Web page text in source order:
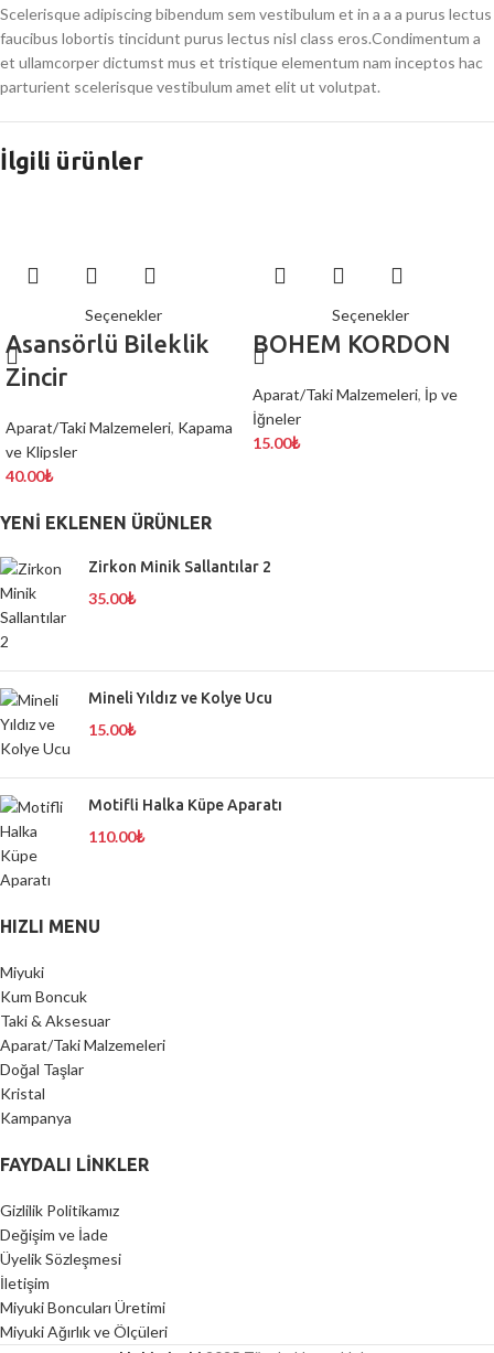
Scelerisque adipiscing bibendum sem vestibulum et in a a a purus lectus
faucibus lobortis tincidunt purus lectus nisl class eros.Condimentum a
et ullamcorper dictumst mus et tristique elementum nam inceptos hac
parturient scelerisque vestibulum amet elit ut volutpat.
İlgili ürünler
Seçenekler
Asansörlü Bileklik
Zincir
Aparat/Taki Malzemeleri, Kapama
ve Klipsler
40.00₺
Seçenekler
BOHEM KORDON
Aparat/Taki Malzemeleri, İp ve
İğneler
15.00₺
YENI EKLENEN ÜRÜNLER
Zirkon Minik Sallantılar 2
35.00₺
Mineli Yıldız ve Kolye Ucu
15.00₺
Motifli Halka Küpe Aparatı
110.00₺
HIZLI MENU
Miyuki
Kum Boncuk
Taki & Aksesuar
Aparat/Taki Malzemeleri
Doğal Taşlar
Kristal
Kampanya
FAYDALI LİNKLER
Gizlilik Politikamız
Değişim ve İade
Üyelik Sözleşmesi
İletişim
Miyuki Boncuları Üretimi
Miyuki Ağırlık ve Ölçüleri